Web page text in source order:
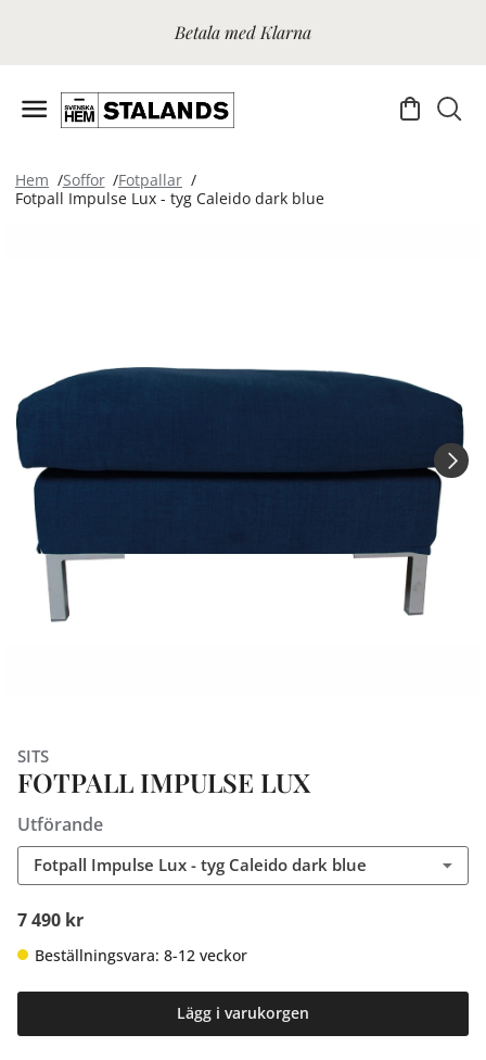
Betala med Klarna
Hem Soffor
Fotpallar
Fotpall Impulse Lux - tyg Caleido dark blue
SITS
FOTPALL IMPULSE LUX
Utförande
Fotpall Impulse Lux - tyg Caleido dark blue
7 490 kr
Beställningsvara: 8-12 veckor
Lägg i varukorgen